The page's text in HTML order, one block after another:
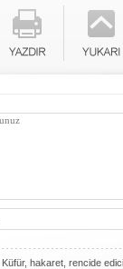
Küfür, hakaret, rencide